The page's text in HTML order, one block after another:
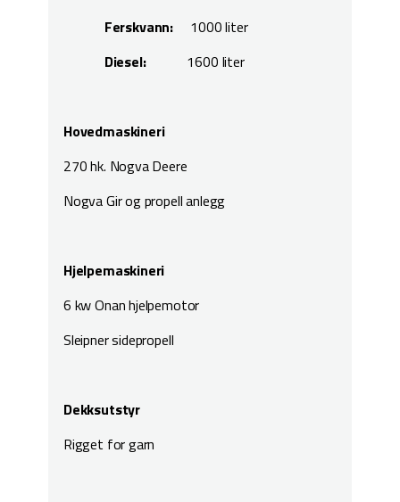
Ferskvann: 1000 liter
Diesel: 1600 liter
Hovedmaskineri
270 hk. Nogva Deere
Nogva Gir og propell anlegg
Hjelpemaskineri
6 kw Onan hjelpemotor
Sleipner sidepropell
Dekksutstyr
Rigget for garn